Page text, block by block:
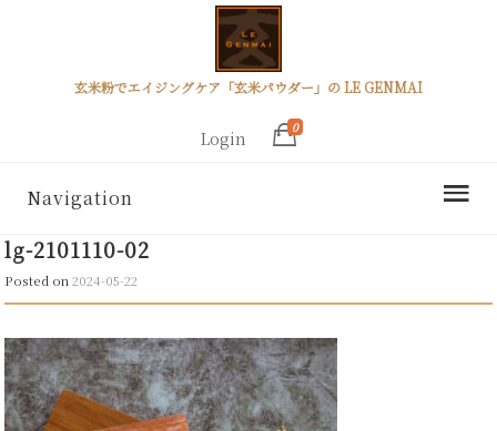
玄米粉でエイジングケア「玄米パウダー」の LE GENMAI
Login
0
Navigation
lg-2101110-02
Posted on2024-05-22